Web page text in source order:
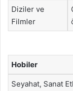
Diziler ve
Filmler
Hobiler
Seyahat, Sanat